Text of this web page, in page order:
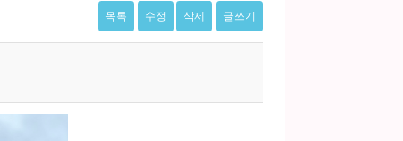
목록 수정 삭제 글쓰기